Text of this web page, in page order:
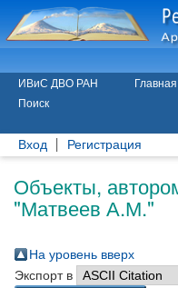
ИВиС ДВО РАН Главная
Поиск
Вход Регистрация
Объекты,
"Матвеев А.М."
На уровень вверх
Экспорт в